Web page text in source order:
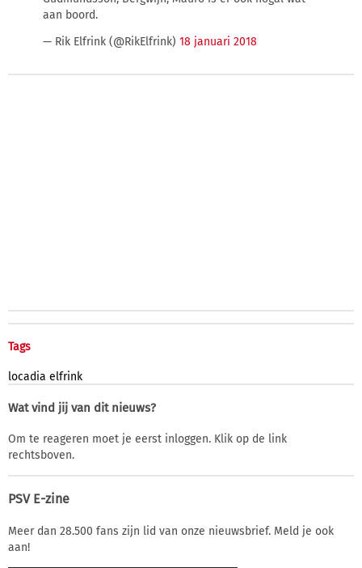
aan boord.
— Rik Elfrink (@RikElfrink) 18 januari 2018
Tags
locadia elfrink
Wat vind jij van dit nieuws?
Om te reageren moet je eerst inloggen. Klik op de link
rechtsboven.
PSV E-zine
Meer dan 28.500 fans zijn lid van onze nieuwsbrief. Meld je ook
aan!